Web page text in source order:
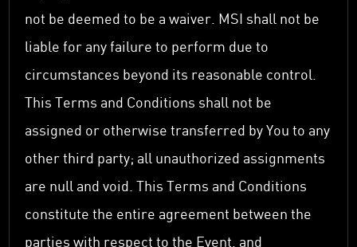
not be deemed to be a waiver. MSI shall not be
liable for any failure to perform due to
circumstances beyond its reasonable control.
This Terms and Conditions shall not be
assigned or otherwise transferred by You to any
other third party; all unauthorized assignments
are null and void. This Terms and Conditions
constitute the entire agreement between the
parties with respect to the Event, and